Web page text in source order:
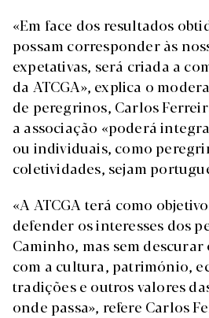
«Em face dos resultados
possam corresponder às
expetativas, será criada a
da ATCGA», explica o
de peregrinos, Carlos
a associação «poderá
ou individuais, como
coletividades, sejam
«A ATCGA terá como
defender os interesses dos
Caminho, mas sem
com a cultura, património,
tradições e outros valores
onde passa», refere Carlos